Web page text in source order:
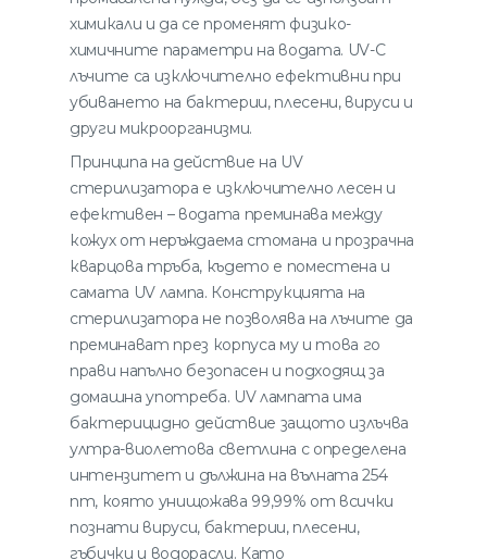
химикали и да се променят физико-
химичните параметри на водата. UV-C
лъчите са изключително ефективни при
убиването на бактерии, плесени, вируси и
други микроорганизми.
Принципа на действие на UV
стерилизатора е изключително лесен и
ефективен – водата преминава между
кожух от неръждаема стомана и прозрачна
кварцова тръба, където е поместена и
самата UV лампа. Конструкцията на
стерилизатора не позволява на лъчите да
преминават през корпуса му и това го
прави напълно безопасен и подходящ за
домашна употреба. UV лампата има
бактерицидно действие защото излъчва
ултра-виолетова светлина с определена
интензитет и дължина на вълната 254
nm, която унищожава 99,99% от всички
познати вируси, бактерии, плесени,
гъбички и водорасли. Като